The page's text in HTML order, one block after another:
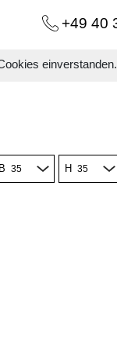
einverstanden.
+49 40
B H